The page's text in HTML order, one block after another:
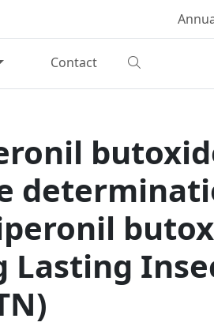
Contact
Lasting